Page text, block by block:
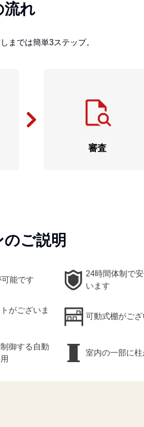
流れ
までは簡単3ステップ。
審査
ご説明
能です
24時間体制で
います
がございま
可動式棚がござ
御する自動
室内の一部に柱